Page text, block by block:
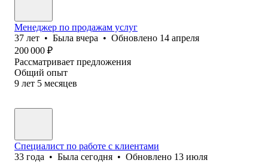
Менеджер по продажам услуг
37 лет • Была вчера • Обновлено 14 апреля
200 000 ₽
Рассматривает предложения
Общий опыт
9 лет 5 месяцев
Специалист по работе с клиентами
33 года • Была сегодня • Обновлено 13 июля